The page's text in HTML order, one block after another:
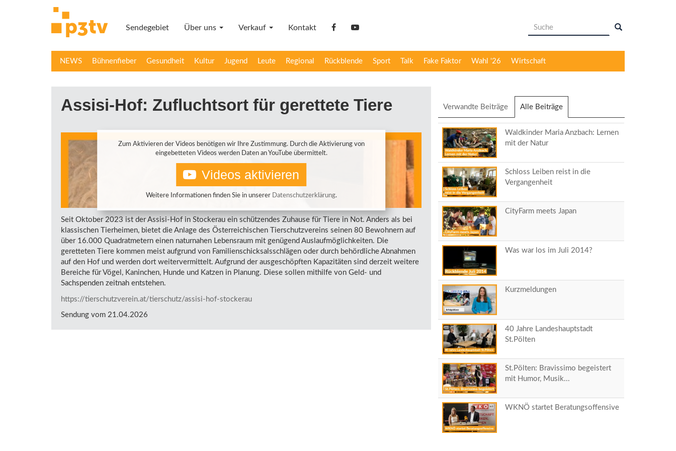
Sendegebiet Über uns Verkauf Kontakt facebookYouTube Suchformular
NEWS Bühnenfieber Gesundheit Kultur Jugend Leute Regional Rückblende Sport Talk Fake Faktor Wahl '26 Wirtschaft
Assisi-Hof: Zufluchtsort für gerettete Tiere
Zum Aktivieren der Videos benötigen wir Ihre Zustimmung. Durch die Aktivierung von
eingebetteten Videos werden Daten an YouTube übermittelt.
Videos aktivieren
Weitere Informationen finden Sie in unserer Datenschutzerklärung.
Seit Oktober 2023 ist der Assisi-Hof in Stockerau ein schützendes Zuhause für Tiere in Not. Anders als bei
klassischen Tierheimen, bietet die Anlage des Österreichischen Tierschutzvereins seinen 80 Bewohnern auf
über 16.000 Quadratmetern einen naturnahen Lebensraum mit genügend Auslaufmöglichkeiten. Die
geretteten Tiere kommen meist aufgrund von Familienschicksalsschlägen oder durch behördliche Abnahmen
auf den Hof und werden dort weitervermittelt. Aufgrund der ausgeschöpften Kapazitäten sind derzeit weitere
Bereiche für Vögel, Kaninchen, Hunde und Katzen in Planung. Diese sollen mithilfe von Geld- und
Sachspenden zeitnah entstehen.
https://tierschutzverein.at/tierschutz/assisi-hof-stockerau
Sendung vom 21.04.2026
Verwandte Beiträge Alle Beiträge
Reiter)
Waldkinder Maria Anzbach: Lernen
mit der Natur
Schloss Leiben reist in die
Vergangenheit
CityFarm meets Japan
Was war los im Juli 2014?
Kurzmeldungen
40 Jahre Landeshauptstadt
St.Pölten
St.Pölten: Bravissimo begeistert
mit Humor, Musik...
WKNÖ startet Beratungsoffensive